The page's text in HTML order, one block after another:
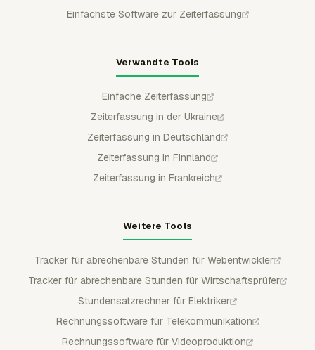
Einfachste Software zur Zeiterfassung
Verwandte Tools
Einfache Zeiterfassung
Zeiterfassung in der Ukraine
Zeiterfassung in Deutschland
Zeiterfassung in Finnland
Zeiterfassung in Frankreich
Weitere Tools
Tracker für abrechenbare Stunden für Webentwickler
Tracker für abrechenbare Stunden für Wirtschaftsprüfer
Stundensatzrechner für Elektriker
Rechnungssoftware für Telekommunikation
Rechnungssoftware für Videoproduktion